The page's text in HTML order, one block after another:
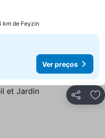
km de Feyzin
Ver preços
Partilhar